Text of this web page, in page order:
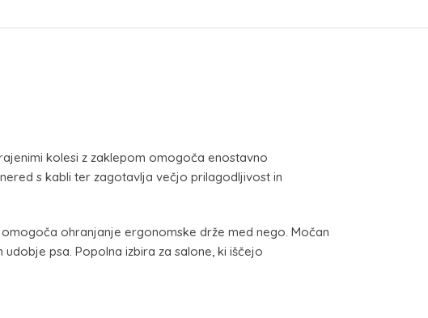
kolesi z zaklepom omogoča enostavno
s kabli ter zagotavlja večjo prilagodljivost in
ohranjanje ergonomske drže med nego. Močan
psa. Popolna izbira za salone, ki iščejo